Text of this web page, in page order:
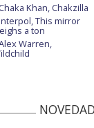
Khan, Chakzilla
This mirror
a ton
Warren,